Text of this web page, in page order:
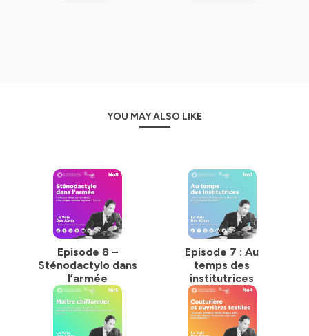
Hébergé par Ausha. Visitez ausha.co/politique-de-
YOU MAY ALSO LIKE
Episode 8 –
Sténodactylo dans
l’armée
Episode 7 : Au
temps des
institutrices